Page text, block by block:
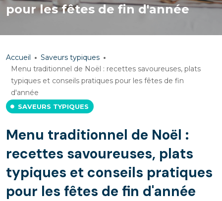
pour les fêtes de fin d'année
Accueil
Saveurs typiques
Menu traditionnel de Noël : recettes savoureuses, plats
typiques et conseils pratiques pour les fêtes de fin
d'année
SAVEURS TYPIQUES
Menu traditionnel de Noël :
recettes savoureuses, plats
typiques et conseils pratiques
pour les fêtes de fin d'année